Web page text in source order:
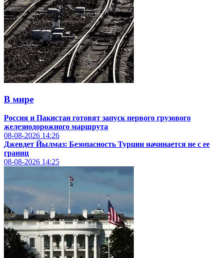
В мире
Россия и Пакистан готовят запуск первого грузового
железнодорожного маршрута
08-08-2026 14:26
Джевдет Йылмаз: Безопасность Турции начинается не с ее
границ
08-08-2026 14:25